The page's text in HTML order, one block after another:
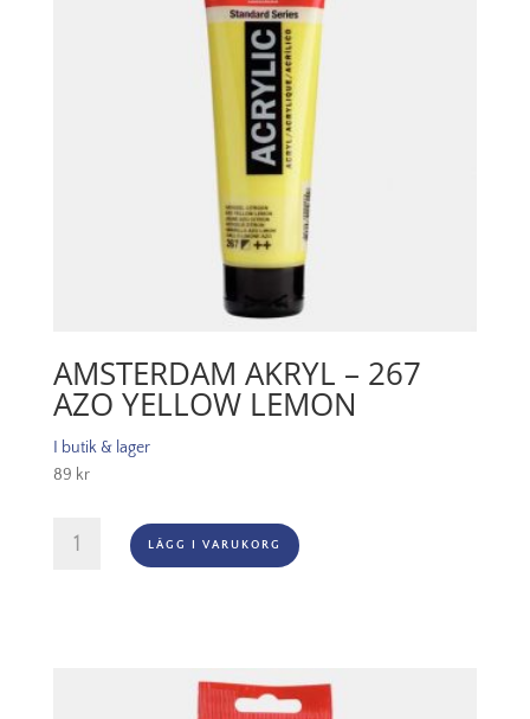
AMSTERDAM AKRYL – 267
AZO YELLOW LEMON
I butik & lager
89 kr
Amsterdam
Akryl
LÄGG I VARUKORG